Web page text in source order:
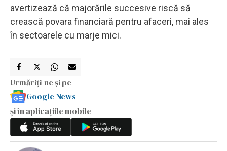
avertizează că majorările succesive riscă să
crească povara financiară pentru afaceri, mai ales
în sectoarele cu marje mici.
Urmăriți-ne și pe
Google News
și în aplicațiile mobile